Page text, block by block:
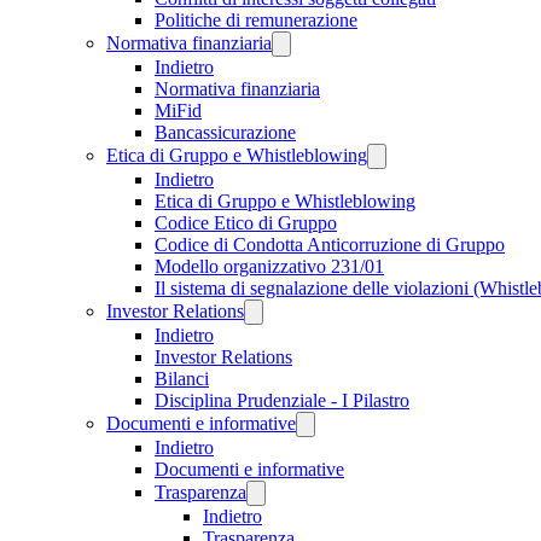
Politiche di remunerazione
Normativa finanziaria
Indietro
Normativa finanziaria
MiFid
Bancassicurazione
Etica di Gruppo e Whistleblowing
Indietro
Etica di Gruppo e Whistleblowing
Codice Etico di Gruppo
Codice di Condotta Anticorruzione di Gruppo
Modello organizzativo 231/01
Il sistema di segnalazione delle violazioni
Investor Relations
Indietro
Investor Relations
Bilanci
Disciplina Prudenziale - I Pilastro
Documenti e informative
Indietro
Documenti e informative
Trasparenza
Indietro